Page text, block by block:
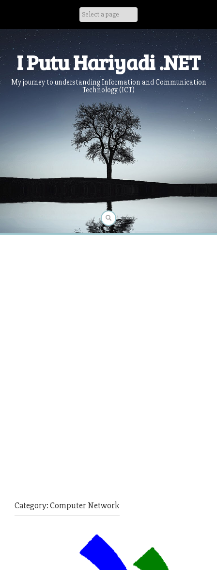
I Putu Hariyadi .NET
My journey to understanding Information and Communication
Technology (ICT)
Category:Computer Network